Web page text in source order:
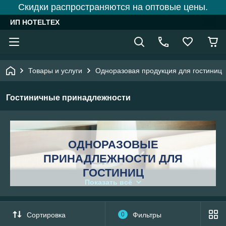
Скидки распространяются на оптовые цены.
ИП HOTELTEX
Товары и услуги Одноразовая продукция для гостиниц
Гостиничные принадлежности
ОДНОРАЗОВЫЕ
ПРИНАДЛЕЖНОСТИ ДЛЯ
ГОСТИНИЦ
гостиниц: подстаканников, швейных наборов, ложек
Показать всё
Сортировка 0 Фильтры